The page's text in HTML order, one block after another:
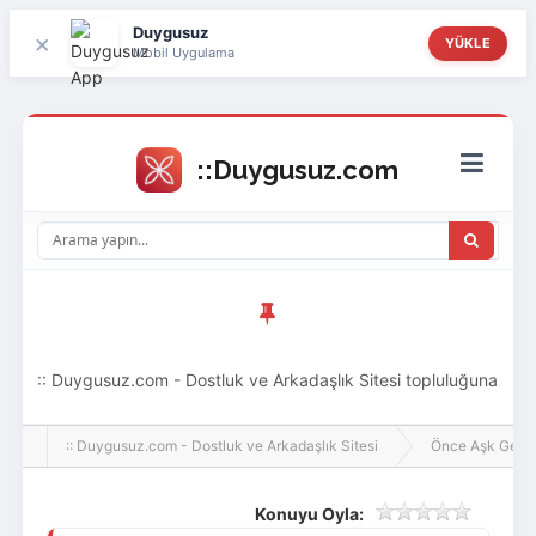
× Duygusuz
Mobil Uygulama
YÜKLE
:: Duygusuz.com - Dostluk ve Arkadaşlık Sitesi topluluğuna
hoş geldin ziyaretçi! Aramıza katılmak istersen kayıt
:: Duygusuz.com - Dostluk ve Arkadaşlık Sitesi Önce Aşk Gelir
Konuyu Oyla: